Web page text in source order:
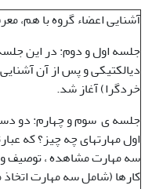
آشنایی اعضاء گروه با هم،
جلسه اول و دوم: در این
دیالکتیکی و پس از آن
خردگرا) آغاز شد.
جلسه ی سوم و چهارم: دو
اول مهارتهای چه چیز؟ که
سه مهارت مشاهده ، توصیف
کارها (شامل سه مهارت